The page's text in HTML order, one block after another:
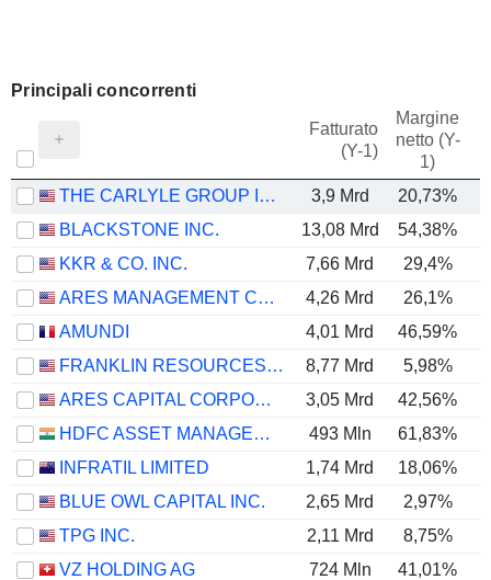
Principali concorrenti
Fatturato
(Y-1)
Margine
netto (Y-
1)
THE CARLYLE GROUP INC. 3,9 Mrd 20,73%
BLACKSTONE INC.
13,08 Mrd 54,38%
KKR & CO. INC.
7,66 Mrd 29,4%
ARES MANAGEMENT CORPORATION
4,26 Mrd 26,1%
AMUNDI
4,01 Mrd 46,59%
FRANKLIN RESOURCES, INC.
8,77 Mrd 5,98%
ARES CAPITAL CORPORATION
3,05 Mrd
42,56%
HDFC ASSET MANAGEMENT COMPANY LIMITED
493 Mln 61,83%
INFRATIL LIMITED
1,74 Mrd 18,06%
BLUE OWL CAPITAL INC.
2,65 Mrd 2,97%
TPG INC.
2,11 Mrd 8,75%
VZ HOLDING AG
724 Mln 41,01%